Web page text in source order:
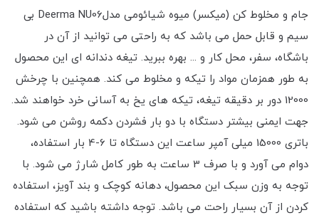
جام و مخلوط کن (میکسر) میوه شیائومی مدلDeerma NU06 بی
سیم و قابل حمل می باشد که به راحتی می توانید از آن در
باشگاه، سفر، محل کار و ... بهره ببرید. تیغه دندانه ای این محصول
به طور همزمان مواد را تیکه و مخلوط می کند. همچنین با چرخش
12000 دور بر دقیقه تیغه، تیکه های یخ به آسانی خرد خواهند شد.
جهت ایمنی بیشتر دستگاه با دو بار فشردن دکمه روشن می شود.
باتری 15000 میلی آمپر ساعت این دستگاه تا 6-4 بار استفاده،
دوام می آورد و با صرف 3 ساعت به طور کامل شارژ می شود. با
توجه به وزن سبک این محصول، دهانه کوچک و بند آویز، استفاده
کردن از آن بسیار راحت می باشد. توجه داشته باشید که استفاده